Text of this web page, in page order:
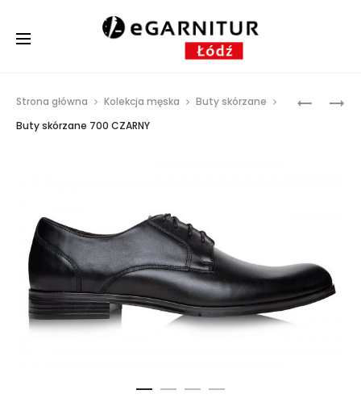
Strona główna Kolekcja męska
Buty skórzane
Buty skórzane 700 CZARNY